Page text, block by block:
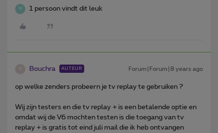
W 1 persoon vindt dit leuk
Bouchra AUTEUR Forum|Forum|8 years ago
op welke zenders probeern je tv replay te gebruiken ?
Wij zijn testers en die tv replay + is een betalende optie en
omdat wij de V6 mochten testen is die toegang van tv
replay + is gratis tot eind juli mail die ik heb ontvangen